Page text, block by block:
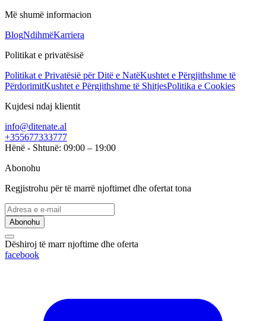
Më shumë informacion
BlogNdihmëKarriera
Politikat e privatësisë
Politikat e Privatësië për Ditë e NatëKushtet e Përgjithshme të
PërdorimitKushtet e Përgjithshme të ShitjesPolitika e Cookies
Kujdesi ndaj klientit
info@ditenate.al
+355677333777
Hënë - Shtunë: 09:00 – 19:00
Abonohu
Regjistrohu për të marrë njoftimet dhe ofertat tona
Abonohu
Dëshiroj të marr njoftime dhe oferta
facebook